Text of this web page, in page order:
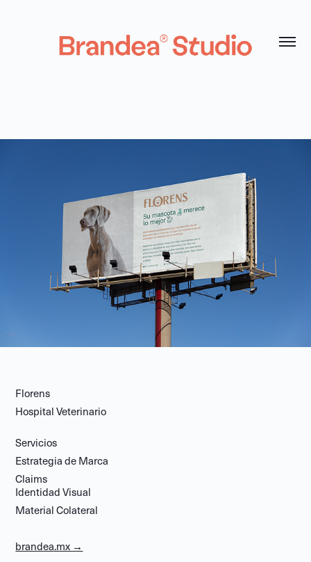
Florens
Hospital Veterinario
Servicios
Estrategia de Marca
Claims
Identidad Visual
Material Colateral
brandea.mx →​​​​